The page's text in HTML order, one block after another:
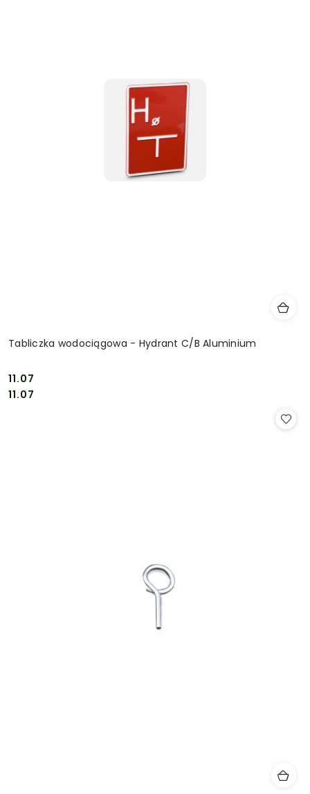
Tabliczka wodociągowa - Hydrant C/B Aluminium
Cena:
11.07
Cena:
11.07